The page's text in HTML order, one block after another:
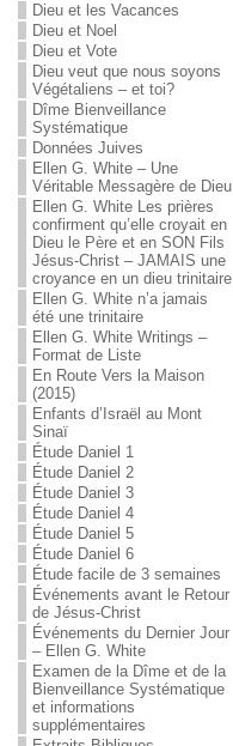
Dieu et les Vacances
Dieu et Noel
Dieu et Vote
Dieu veut que nous soyons
Végétaliens – et toi?
Dîme Bienveillance
Systématique
Données Juives
Ellen G. White – Une
Véritable Messagère de Dieu
Ellen G. White Les prières
confirment qu’elle croyait en
Dieu le Père et en SON Fils
Jésus-Christ – JAMAIS une
croyance en un dieu trinitaire
Ellen G. White n’a jamais
été une trinitaire
Ellen G. White Writings –
Format de Liste
En Route Vers la Maison
(2015)
Enfants d’Israël au Mont
Sinaï
Étude Daniel 1
Étude Daniel 2
Étude Daniel 3
Étude Daniel 4
Étude Daniel 5
Étude Daniel 6
Étude facile de 3 semaines
Événements avant le Retour
de Jésus-Christ
Événements du Dernier Jour
– Ellen G. White
Examen de la Dîme et de la
Bienveillance Systématique
et informations
supplémentaires